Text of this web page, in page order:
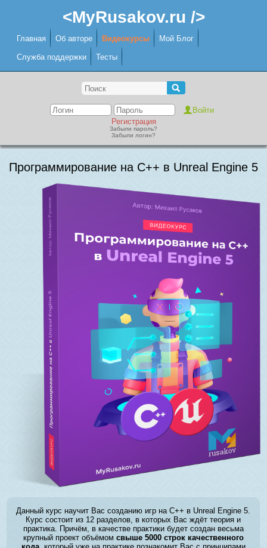
<MyRusakov.ru />
Главная Об авторе Видеокурсы Мой Блог
Служба поддержки Тесты
Регистрация
Забыли пароль?
Забыли логин?
Программирование на C++ в Unreal Engine 5
Данный курс научит Вас созданию игр на C++ в Unreal Engine 5.
Курс состоит из 12 разделов, в которых Вас ждёт теория и
практика. Причём, в качестве практики будет создан весьма
крупный проект объёмом свыше 5000 строк качественного